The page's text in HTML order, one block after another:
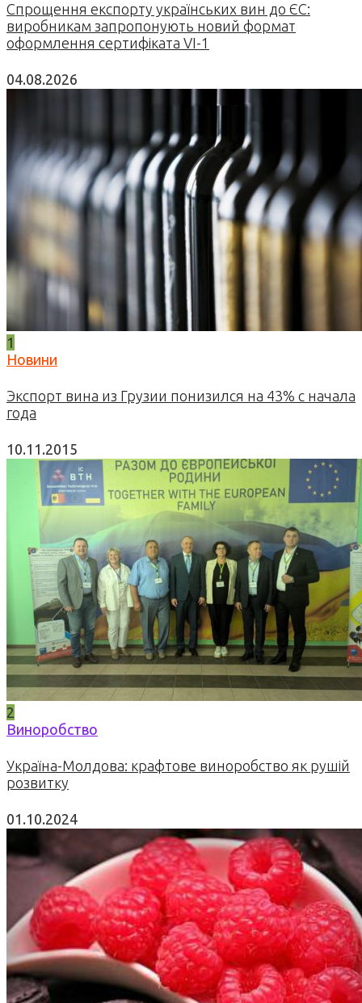
Спрощення експорту українських вин до ЄС:
виробникам запропонують новий формат
оформлення сертифіката VI-1
04.08.2026
1
Новини
Экспорт вина из Грузии понизился на 43% с начала
года
10.11.2015
2
Виноробство
Україна-Молдова: крафтове виноробство як рушій
розвитку
01.10.2024